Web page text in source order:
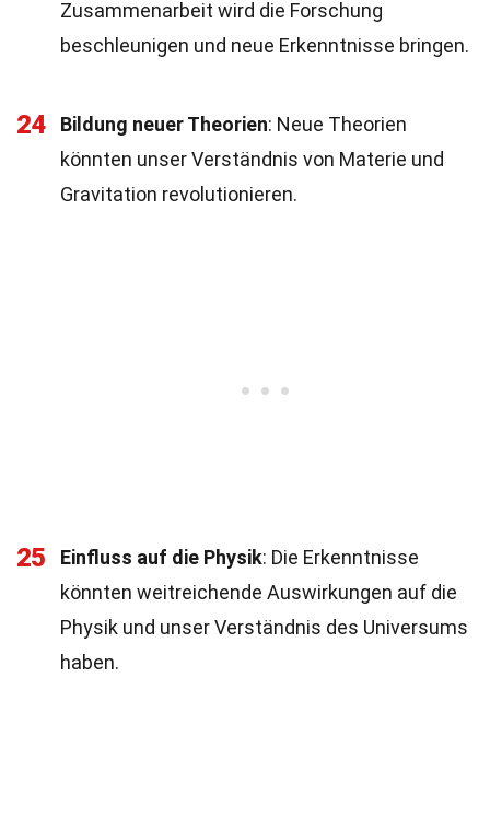
Zusammenarbeit wird die Forschung
beschleunigen und neue Erkenntnisse bringen.
24 Bildung neuer Theorien: Neue Theorien
könnten unser Verständnis von Materie und
Gravitation revolutionieren.
25 Einfluss auf die Physik: Die Erkenntnisse
könnten weitreichende Auswirkungen auf die
Physik und unser Verständnis des Universums
haben.